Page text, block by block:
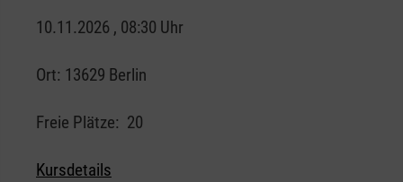
10.11.2026 , 08:30 Uhr
Ort: 13629 Berlin
Freie Plätze: 20
Kursdetails